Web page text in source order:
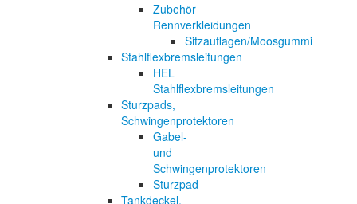
Zubehör
Rennverkleidungen
Sitzauflagen/Moosgummi
Stahlflexbremsleitungen
HEL
Stahlflexbremsleitungen
Sturzpads,
Schwingenprotektoren
Gabel-
und
Schwingenprotektoren
Sturzpad
Tankdeckel,